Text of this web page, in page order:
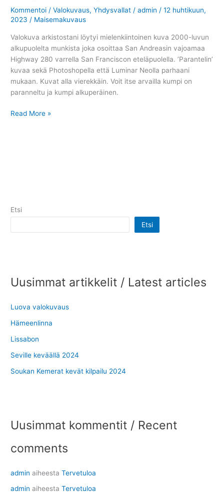
Kommentoi /Valokuvaus,Yhdysvallat /admin /12 huhtikuun,
2023 / Maisemakuvaus
Valokuva arkistostani löytyi mielenkiintoinen kuva 2000-luvun
alkupuolelta munkista joka osoittaa San Andreasin vajoamaa
Highway 280 varrella San Franciscon eteläpuolella. ’Parantelin’
kuvaa sekä Photoshopella että Luminar Neolla parhaani
mukaan. Kuvat alla vierekkäin. Voit itse arvailla kumpi on
paranneltu ja kumpi alkuperäinen.
Junipero
Read More »
Etsi
Etsi
Uusimmat artikkelit / Latest articles
Luova valokuvaus
Hämeenlinna
Lissabon
Seville keväällä 2024
Soukan Kemerat kevät kilpailu 2024
Uusimmat kommentit / Recent
comments
admin aiheestaTervetuloa
admin aiheestaTervetuloa